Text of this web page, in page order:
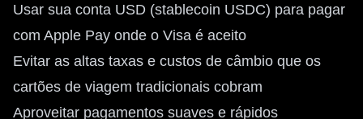
Usar sua conta USD (stablecoin USDC) para pagar
com Apple Pay onde o Visa é aceito
Evitar as altas taxas e custos de câmbio que os
cartões de viagem tradicionais cobram
Aproveitar pagamentos suaves e rápidos